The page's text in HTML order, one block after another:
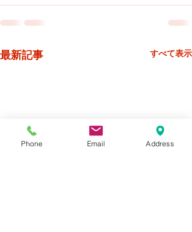
最新記事 すべて表示
Phone Email Address